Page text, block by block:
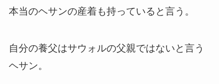
本当のヘサンの産着も持っていると言う。
自分の養父はサウォルの父親ではないと言う
ヘサン。